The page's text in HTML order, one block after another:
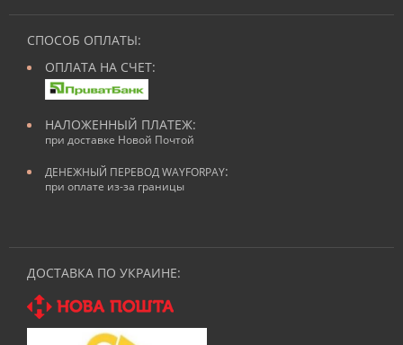
СПОСОБ ОПЛАТЫ:
ОПЛАТА НА СЧЕТ:
НАЛОЖЕННЫЙ ПЛАТЕЖ:
при доставке Новой Почтой
ДЕНЕЖНЫЙ ПЕРЕВОД WAYFORPAY:
при оплате из-за границы
ДОСТАВКА ПО УКРАИНЕ: